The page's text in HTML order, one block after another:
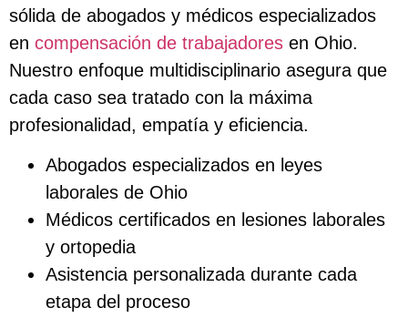
sólida de abogados y médicos especializados
en compensación de trabajadores en Ohio.
Nuestro enfoque multidisciplinario asegura que
cada caso sea tratado con la máxima
profesionalidad, empatía y eficiencia.
Abogados especializados en leyes
laborales de Ohio
Médicos certificados en lesiones laborales
y ortopedia
Asistencia personalizada durante cada
etapa del proceso